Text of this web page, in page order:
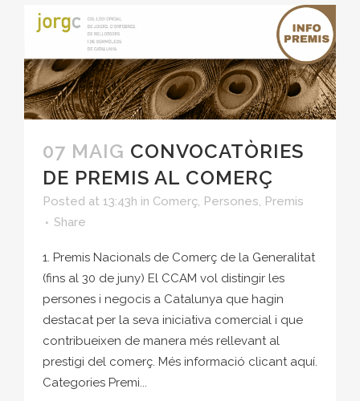
07 MAIG CONVOCATÒRIES
DE PREMIS AL COMERÇ
Posted at 13:43h in Comerç, Persones, Premis
Share
1. Premis Nacionals de Comerç de la Generalitat
(fins al 30 de juny) El CCAM vol distingir les
persones i negocis a Catalunya que hagin
destacat per la seva iniciativa comercial i que
contribueixen de manera més rellevant al
prestigi del comerç. Més informació clicant aquí.
Categories Premi...